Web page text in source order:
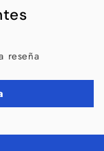
reseña